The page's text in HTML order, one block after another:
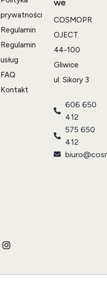
prywatności
Regulamin
Regulamin
usług
FAQ
Kontakt
we
COSMOPR
OJECT
44-100
Gliwice
ul. Sikory 3
606 650
412
575 650
412